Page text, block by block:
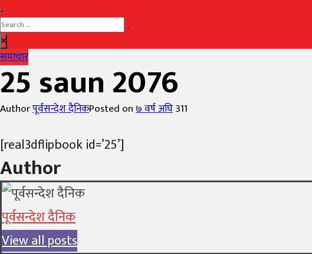
समाचार
25 saun 2076
Authorपूर्वसन्देश दैनिकPosted on७ वर्ष अघि311
[real3dflipbook id=’25’]
Author
पूर्वसन्देश दैनिक
View all posts